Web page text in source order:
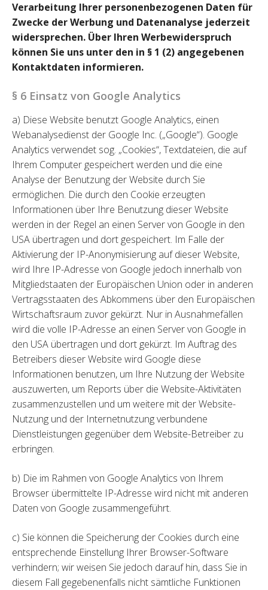
Verarbeitung Ihrer personenbezogenen Daten für
Zwecke der Werbung und Datenanalyse jederzeit
widersprechen. Über Ihren Werbewiderspruch
können Sie uns unter den in § 1 (2) angegebenen
Kontaktdaten informieren.
§ 6 Einsatz von Google Analytics
a) Diese Website benutzt Google Analytics, einen
Webanalysedienst der Google Inc. („Google“). Google
Analytics verwendet sog. „Cookies“, Textdateien, die auf
Ihrem Computer gespeichert werden und die eine
Analyse der Benutzung der Website durch Sie
ermöglichen. Die durch den Cookie erzeugten
Informationen über Ihre Benutzung dieser Website
werden in der Regel an einen Server von Google in den
USA übertragen und dort gespeichert. Im Falle der
Aktivierung der IP-Anonymisierung auf dieser Website,
wird Ihre IP-Adresse von Google jedoch innerhalb von
Mitgliedstaaten der Europäischen Union oder in anderen
Vertragsstaaten des Abkommens über den Europäischen
Wirtschaftsraum zuvor gekürzt. Nur in Ausnahmefällen
wird die volle IP-Adresse an einen Server von Google in
den USA übertragen und dort gekürzt. Im Auftrag des
Betreibers dieser Website wird Google diese
Informationen benutzen, um Ihre Nutzung der Website
auszuwerten, um Reports über die Website-Aktivitäten
zusammenzustellen und um weitere mit der Website-
Nutzung und der Internetnutzung verbundene
Dienstleistungen gegenüber dem Website-Betreiber zu
erbringen.
b) Die im Rahmen von Google Analytics von Ihrem
Browser übermittelte IP-Adresse wird nicht mit anderen
Daten von Google zusammengeführt.
c) Sie können die Speicherung der Cookies durch eine
entsprechende Einstellung Ihrer Browser-Software
verhindern; wir weisen Sie jedoch darauf hin, dass Sie in
diesem Fall gegebenenfalls nicht sämtliche Funktionen